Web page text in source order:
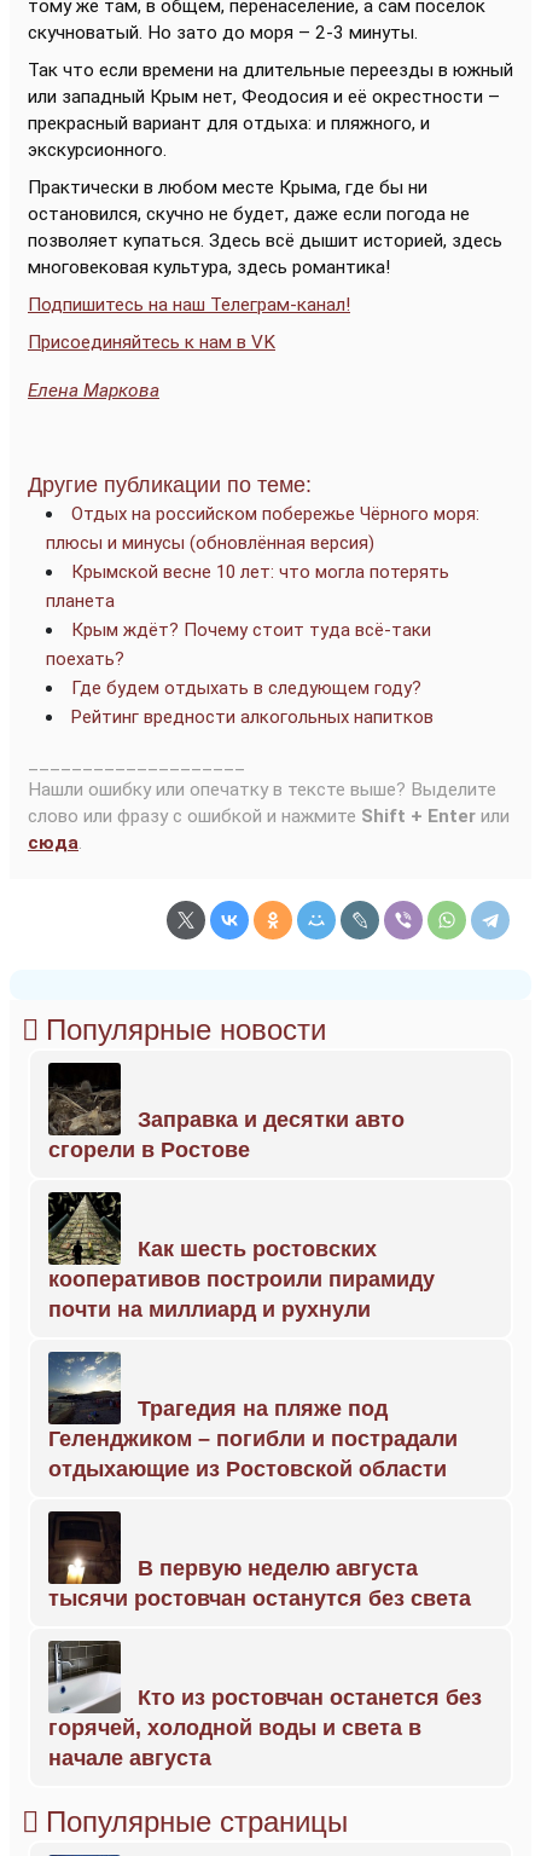
тому же там, в общем, перенаселение, а сам посёлок
скучноватый. Но зато до моря – 2-3 минуты.
Так что если времени на длительные переезды в южный
или западный Крым нет, Феодосия и её окрестности –
прекрасный вариант для отдыха: и пляжного, и
экскурсионного.
Практически в любом месте Крыма, где бы ни
остановился, скучно не будет, даже если погода не
позволяет купаться. Здесь всё дышит историей, здесь
многовековая культура, здесь романтика!
Подпишитесь на наш Телеграм-канал!
Присоединяйтесь к нам в VK
Елена Маркова
Другие публикации по теме:
Отдых на российском побережье Чёрного моря:
плюсы и минусы (обновлённая версия)
Крымской весне 10 лет: что могла потерять
планета
Крым ждёт? Почему стоит туда всё-таки
поехать?
Где будем отдыхать в следующем году?
Рейтинг вредности алкогольных напитков
Нашли ошибку или опечатку в тексте выше? Выделите
слово или фразу с ошибкой и нажмите Shift + Enter или
сюда.
Популярные новости
Заправка и десятки авто
сгорели в Ростове
Как шесть ростовских
кооперативов построили пирамиду
почти на миллиард и рухнули
Трагедия на пляже под
Геленджиком – погибли и пострадали
отдыхающие из Ростовской области
В первую неделю августа
тысячи ростовчан останутся без света
Кто из ростовчан останется без
горячей, холодной воды и света в
начале августа
Популярные страницы